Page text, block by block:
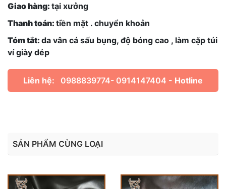
Giao hàng: tại xưởng
Thanh toán: tiền mặt . chuyển khoản
Tóm tắt: da vân cá sấu bụng, độ bóng cao , làm cặp túi
ví giày dép
Liên hệ: 0988839774- 0914147404 - Hotline
SẢN PHẨM CÙNG LOẠI